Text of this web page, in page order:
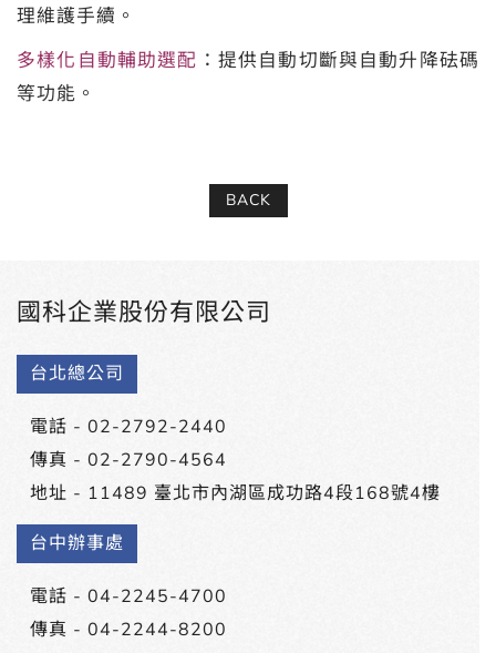
理維護手續。
多樣化自動輔助選配 ：提供自動切斷與自動升降砝碼
等功能。
BACK
國科企業股份有限公司
台北總公司
電話 - 02-2792-2440
傳真 - 02-2790-4564
地址 - 11489 臺北市內湖區成功路4段168號4樓
台中辦事處
電話 - 04-2245-4700
傳真 - 04-2244-8200